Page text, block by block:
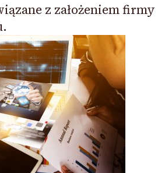
z założeniem firmy